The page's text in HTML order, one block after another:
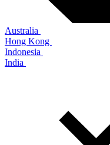
Australia
Hong Kong
Indonesia
India